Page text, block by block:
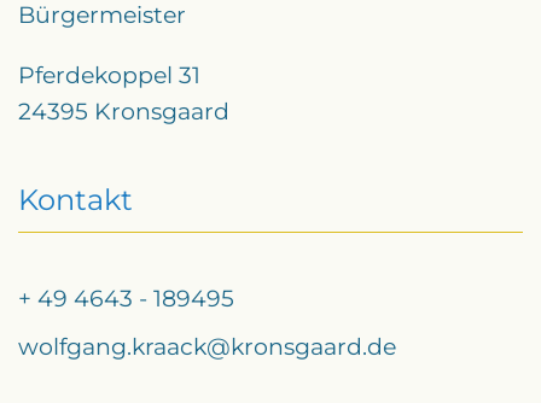
Bürgermeister
Pferdekoppel 31
24395 Kronsgaard
Kontakt
+ 49 4643 - 189495
wolfgang.kraack@kronsgaard.de